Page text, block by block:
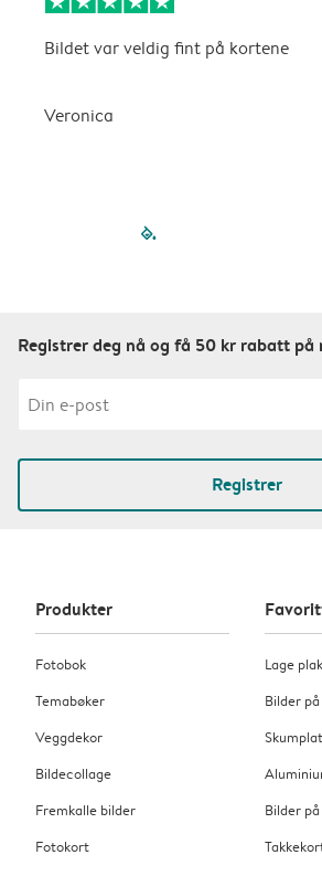
Bildet var veldig fint på kortene
Veronica
filled-
Registrer deg nå og få 50 kr rabatt på
Registrer
Produkter
Fotobok
Temabøker
Veggdekor
Bildecollage
Fremkalle bilder
Fotokort
Lage
Bilder
Bilder